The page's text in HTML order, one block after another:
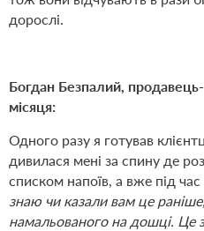
дорослі.
Богдан Безпалий,
місяця:
Одного разу я готував
дивилася мені за спину де
списком напоїв, а вже під
знаю чи казали вам це
намальованого на дошці. Це